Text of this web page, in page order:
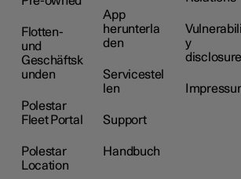
Flotten-
und
Geschäftsk
unden
Polestar
Fleet Portal
Polestar
Location
App
herunterla
den
Servicestel
len
Support
Handbuch
y
disclosure